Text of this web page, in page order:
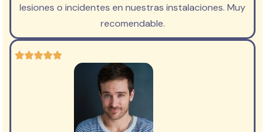
lesiones o incidentes en nuestras instalaciones. Muy
recomendable.